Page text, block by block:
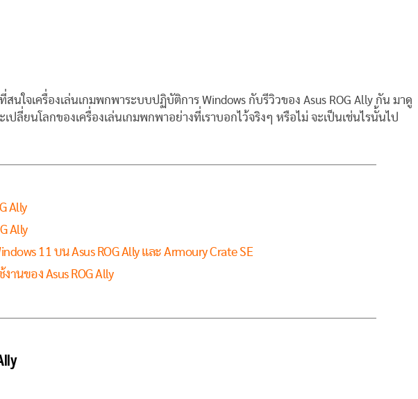
นใจเครื่องเล่นเกมพกพาระบบปฏิบัติการ Windows กับรีวิวของ Asus ROG Ally กัน มาดู
เปลี่ยนโลกของเครื่องเล่นเกมพกพาอย่างที่เราบอกไว้จริงๆ หรือไม่ จะเป็นเช่นไรนั้นไป
Ally
Ally
11 บน Asus ROG Ally และ Armoury Crate SE
านของ Asus ROG Ally